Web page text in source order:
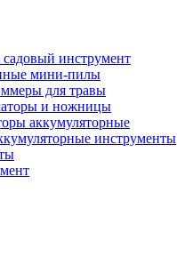
садовый инструмент
мини-пилы
для травы
и ножницы
аккумуляторные
инструменты